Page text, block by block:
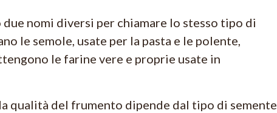
nomi diversi per chiamare lo stesso tipo di
le semole, usate per la pasta e le polente,
le farine vere e proprie usate in
qualità del frumento dipende dal tipo di semente